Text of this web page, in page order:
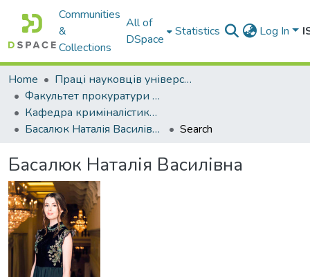
Communities
&
Collections
All of
DSpace
Statistics Log In
Home
Праці науковців університету
Факультет прокуратури та слідства (кримінальної юстиції)
Кафедра криміналістики, судових експертиз та поліграфології
Басалюк Наталія Василівна
Search
Басалюк Наталія Василівна